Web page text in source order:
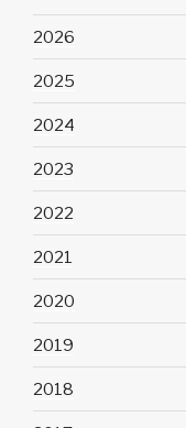
2026
2025
2024
2023
2022
2021
2020
2019
2018